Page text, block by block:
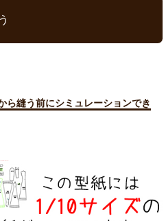
ら縫う前にシミュレーションでき